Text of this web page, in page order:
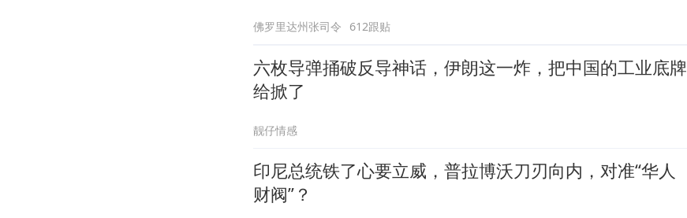
佛罗里达州张司令 612跟贴
六枚导弹捅破反导神话，伊朗这一炸，把中国的工业底牌
给掀了
靓仔情感
印尼总统铁了心要立威，普拉博沃刀刃向内，对准“华人
财阀”？